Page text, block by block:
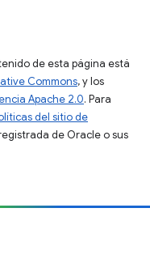
de esta página está
Commons, y los
Apache 2.0. Para
del sitio de
de Oracle o sus